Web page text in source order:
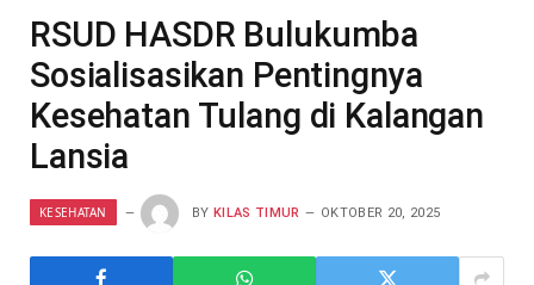
RSUD HASDR Bulukumba
Sosialisasikan Pentingnya
Kesehatan Tulang di Kalangan
Lansia
KESEHATAN BY KILAS TIMUR OKTOBER 20, 2025